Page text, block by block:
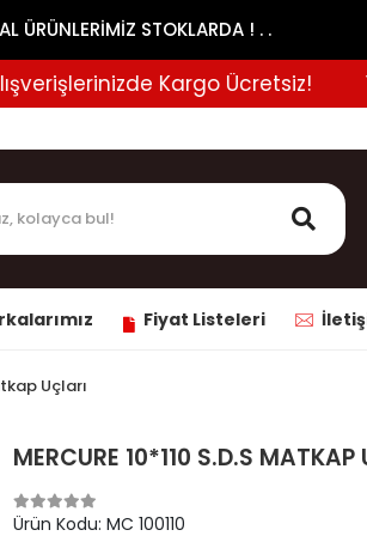
ÜRÜNLERİMİZ STOKLARDA ! . .
Kargo Ücretsiz!
Fiyat Listeleri
Uçları
MERCURE 10*110 S.D.S MATKAP
Ürün Kodu:MC 100110